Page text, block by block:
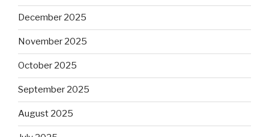
December 2025
November 2025
October 2025
September 2025
August 2025